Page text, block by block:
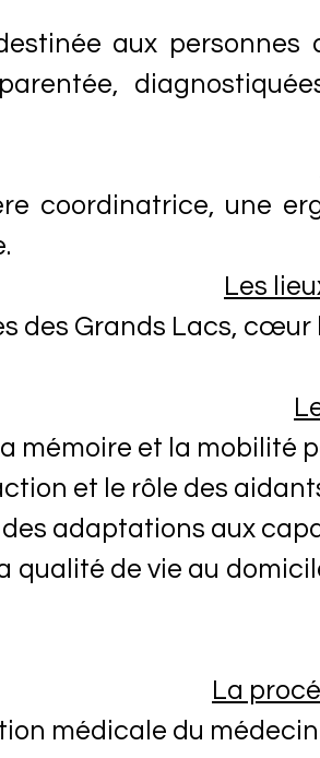
destinée aux
coordinatrice, une
Les
des Grands Lacs, cœur
mémoire et la mobilité
et le rôle des
adaptations aux
qualité de vie au
La
médicale du